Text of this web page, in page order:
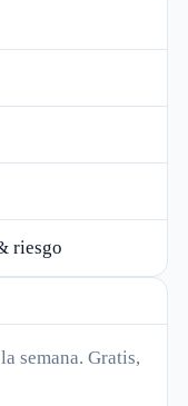
riesgo
semana. Gratis,